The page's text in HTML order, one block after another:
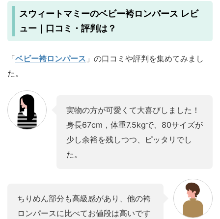
スウィートマミーのベビー袴ロンパース レビ
ュー｜口コミ・評判は？
「ベビー袴ロンパース 」の口コミや評判を集めてみまし
た。
実物の方が可愛くて大喜びしました！
身長67cm，体重7.5kgで、80サイズが
少し余裕を残しつつ、ピッタリでし
た。
ちりめん部分も高級感があり、他の袴
ロンパースに比べてお値段は高いです